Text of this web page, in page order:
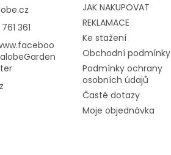
361
JAK NAKUPOVAT
REKLAMACE
Ke stažení
Obchodní podmínky
Podmínky ochrany
osobních údajů
Časté dotazy
Moje objednávka